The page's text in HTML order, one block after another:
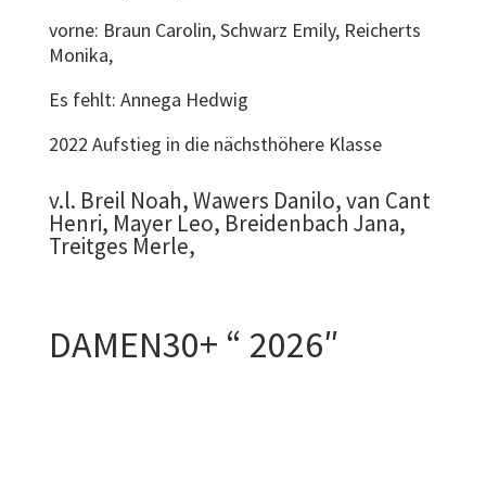
vorne: Braun Carolin, Schwarz Emily, Reicherts
Monika,
Es fehlt: Annega Hedwig
2022 Aufstieg in die nächsthöhere Klasse
v.l. Breil Noah, Wawers Danilo, van Cant
Henri, Mayer Leo, Breidenbach Jana,
Treitges Merle,
DAMEN30+ “ 2026″